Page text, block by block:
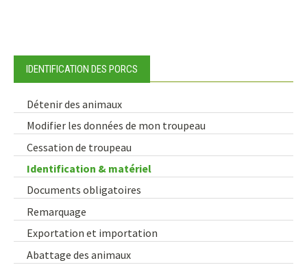
IDENTIFICATION DES PORCS
Détenir des animaux
Modifier les données de mon troupeau
Cessation de troupeau
Identification & matériel
Documents obligatoires
Remarquage
Exportation et importation
Abattage des animaux